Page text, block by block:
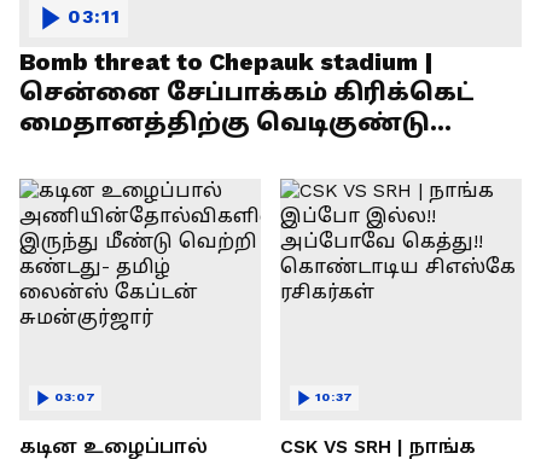
Bomb threat to Chepauk stadium |
சென்னை சேப்பாக்கம் கிரிக்கெட்
மைதானத்திற்கு வெடிகுண்டு
03:11
கடின உழைப்பால்
03:07
CSK VS SRH | நாங்க
10:37